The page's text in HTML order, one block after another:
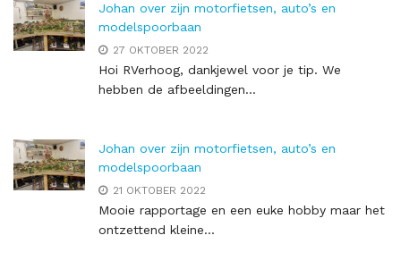
Johan over zijn motorfietsen, auto’s en
modelspoorbaan
27 OKTOBER 2022
Hoi RVerhoog, dankjewel voor je tip. We
hebben de afbeeldingen...
Johan over zijn motorfietsen, auto’s en
modelspoorbaan
21 OKTOBER 2022
Mooie rapportage en een euke hobby maar het
ontzettend kleine...